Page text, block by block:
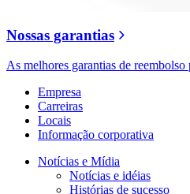
Nossas garantias
As melhores garantias de
Empresa
Carreiras
Locais
Informação corporativa
Notícias e Mídia
Notícias e idéias
Histórias de sucesso